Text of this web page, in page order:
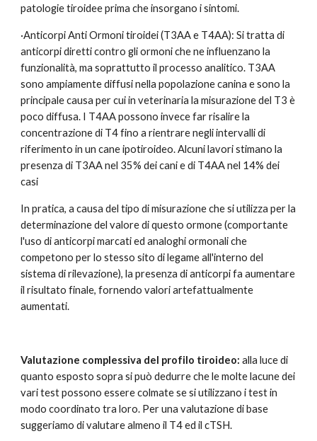
patologie tiroidee prima che insorgano i sintomi.
·Anticorpi Anti Ormoni tiroidei (T3AA e T4AA): Si tratta di
anticorpi diretti contro gli ormoni che ne influenzano la
funzionalità, ma soprattutto il processo analitico. T3AA
sono ampiamente diffusi nella popolazione canina e sono la
principale causa per cui in veterinaria la misurazione del T3 è
poco diffusa. I T4AA possono invece far risalire la
concentrazione di T4 fino a rientrare negli intervalli di
riferimento in un cane ipotiroideo. Alcuni lavori stimano la
presenza di T3AA nel 35% dei cani e di T4AA nel 14% dei
casi
In pratica, a causa del tipo di misurazione che si utilizza per la
determinazione del valore di questo ormone (comportante
l'uso di anticorpi marcati ed analoghi ormonali che
competono per lo stesso sito di legame all'interno del
sistema di rilevazione), la presenza di anticorpi fa aumentare
il risultato finale, fornendo valori artefattualmente
aumentati.
Valutazione complessiva del profilo tiroideo: alla luce di
quanto esposto sopra si può dedurre che le molte lacune dei
vari test possono essere colmate se si utilizzano i test in
modo coordinato tra loro. Per una valutazione di base
suggeriamo di valutare almeno il T4 ed il cTSH.